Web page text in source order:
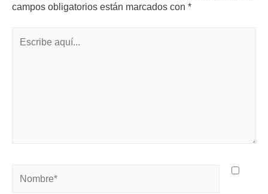
campos obligatorios están marcados con *